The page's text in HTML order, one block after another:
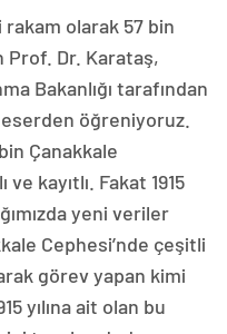
rakam olarak 57 bin
Prof. Dr. Karataş,
Bakanlığı tarafından
eserden öğreniyoruz.
Çanakkale
kayıtlı. Fakat 1915
yeni veriler
Cephesi’nde çeşitli
görev yapan kimi
yılına ait olan bu